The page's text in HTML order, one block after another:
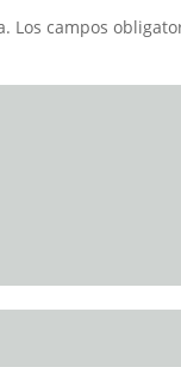
Los campos